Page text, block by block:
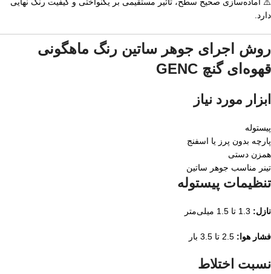
دارد.
روش اجرای جوهر ساتین رنگ ماهگونی
قهوه‌ای گنچ GENC
ابزار مورد نیاز
پیستوله
پارچه بدون پرز یا اسفنج
همزن دستی
تینر مناسب جوهر ساتین
تنظیمات پیستوله
نازل:
فشار هوا:
نسبت اختلاط